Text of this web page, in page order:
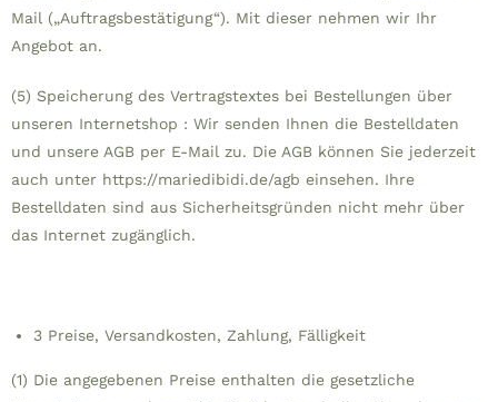
Mail („Auftragsbestätigung“). Mit dieser nehmen wir Ihr
Angebot an.
(5) Speicherung des Vertragstextes bei Bestellungen über
unseren Internetshop : Wir senden Ihnen die Bestelldaten
und unsere AGB per E-Mail zu. Die AGB können Sie jederzeit
auch unter https://mariedibidi.de/agb einsehen. Ihre
Bestelldaten sind aus Sicherheitsgründen nicht mehr über
das Internet zugänglich.
3 Preise, Versandkosten, Zahlung, Fälligkeit
(1) Die angegebenen Preise enthalten die gesetzliche